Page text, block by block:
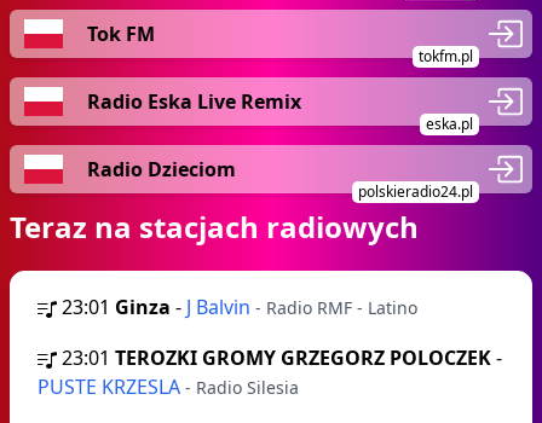
Tok FM
tokfm.pl
Radio Eska Live Remix
eska.pl
Radio Dzieciom
polskieradio24.pl
Teraz na stacjach radiowych
23:01 Ginza - J Balvin - Radio RMF - Latino
23:01 TEROZKI GROMY GRZEGORZ POLOCZEK-
PUSTE KRZESLA - Radio Silesia